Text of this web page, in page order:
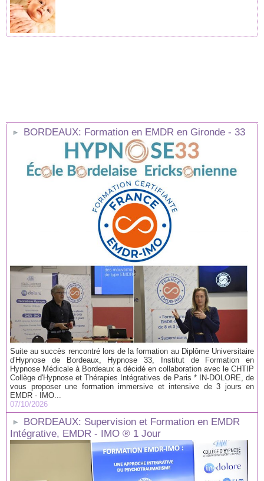
BORDEAUX: Formation en EMDR en Gironde - 33
Suite au succès rencontré lors de la formation au Diplôme Universitaire
d'Hypnose de Bordeaux, Hypnose 33, Institut de Formation en
Hypnose Médicale à Bordeaux a décidé en collaboration avec le CHTIP
Collège d'Hypnose et Thérapies Intégratives de Paris * IN-DOLORE, de
vous proposer une formation immersive et intensive de 3 jours en
EMDR - IMO...
07/10/2026
BORDEAUX: Supervision et Formation en EMDR
Intégrative, EMDR - IMO ® 1 Jour